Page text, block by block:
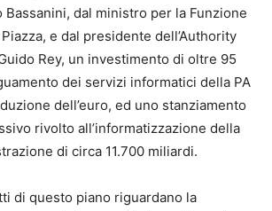
Bassanini, dal ministro per la Funzione
e dal presidente dell’Authority
Rey, un investimento di oltre 95
dei servizi informatici della PA
dell’euro, ed uno stanziamento
rivolto all’informatizzazione della
di circa 11.700 miliardi.
di questo piano riguardano la